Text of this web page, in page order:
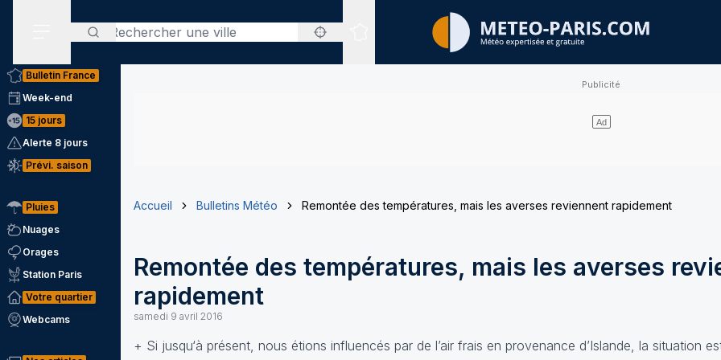
Rechercher
Sites expertisés
Bulletin France
Week-end
15 jours
Alerte 8 jours
Prévi. saison
Pluies
Nuages
Orages
Station Paris
Votre quartier
Webcams
Accueil Bulletins Météo Remontée des températures, mais les averses reviennent rapidement
Remontée des températures, mais les averses
rapidement
samedi 9 avril 2016
+ Si jusqu‘à présent, nous étions influencés par de l’air frais en provenance d’Islande, la situation